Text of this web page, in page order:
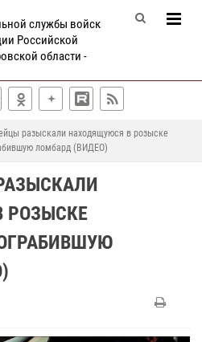
службы войск
Российской
области -
разыскали находящуюся в розыске
ломбард (ВИДЕО)
РОЗЫСКЕ